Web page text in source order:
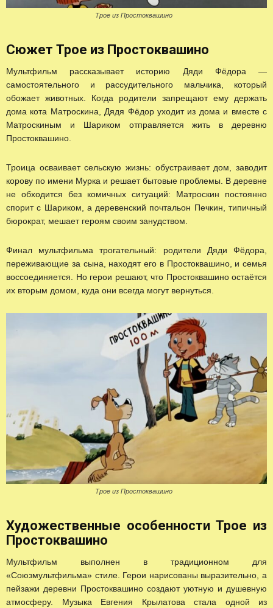
Трое из Простоквашино
Сюжет Трое из Простоквашино
Мультфильм рассказывает историю Дяди Фёдора —
самостоятельного и рассудительного мальчика, который
обожает животных. Когда родители запрещают ему держать
дома кота Матроскина, Дядя Фёдор уходит из дома и вместе с
Матроскиным и Шариком отправляется жить в деревню
Простоквашино.
Троица осваивает сельскую жизнь: обустраивает дом, заводит
корову по имени Мурка и решает бытовые проблемы. В деревне
не обходится без комичных ситуаций: Матроскин постоянно
спорит с Шариком, а деревенский почтальон Печкин, типичный
бюрократ, мешает героям своим занудством.
Финал мультфильма трогательный: родители Дяди Фёдора,
переживающие за сына, находят его в Простоквашино, и семья
воссоединяется. Но герои решают, что Простоквашино остаётся
их вторым домом, куда они всегда могут вернуться.
Трое из Простоквашино
Художественные особенности Трое из
Простоквашино
Мультфильм выполнен в традиционном для
«Союзмультфильма» стиле. Герои нарисованы выразительно, а
пейзажи деревни Простоквашино создают уютную и душевную
атмосферу. Музыка Евгения Крылатова стала одной из